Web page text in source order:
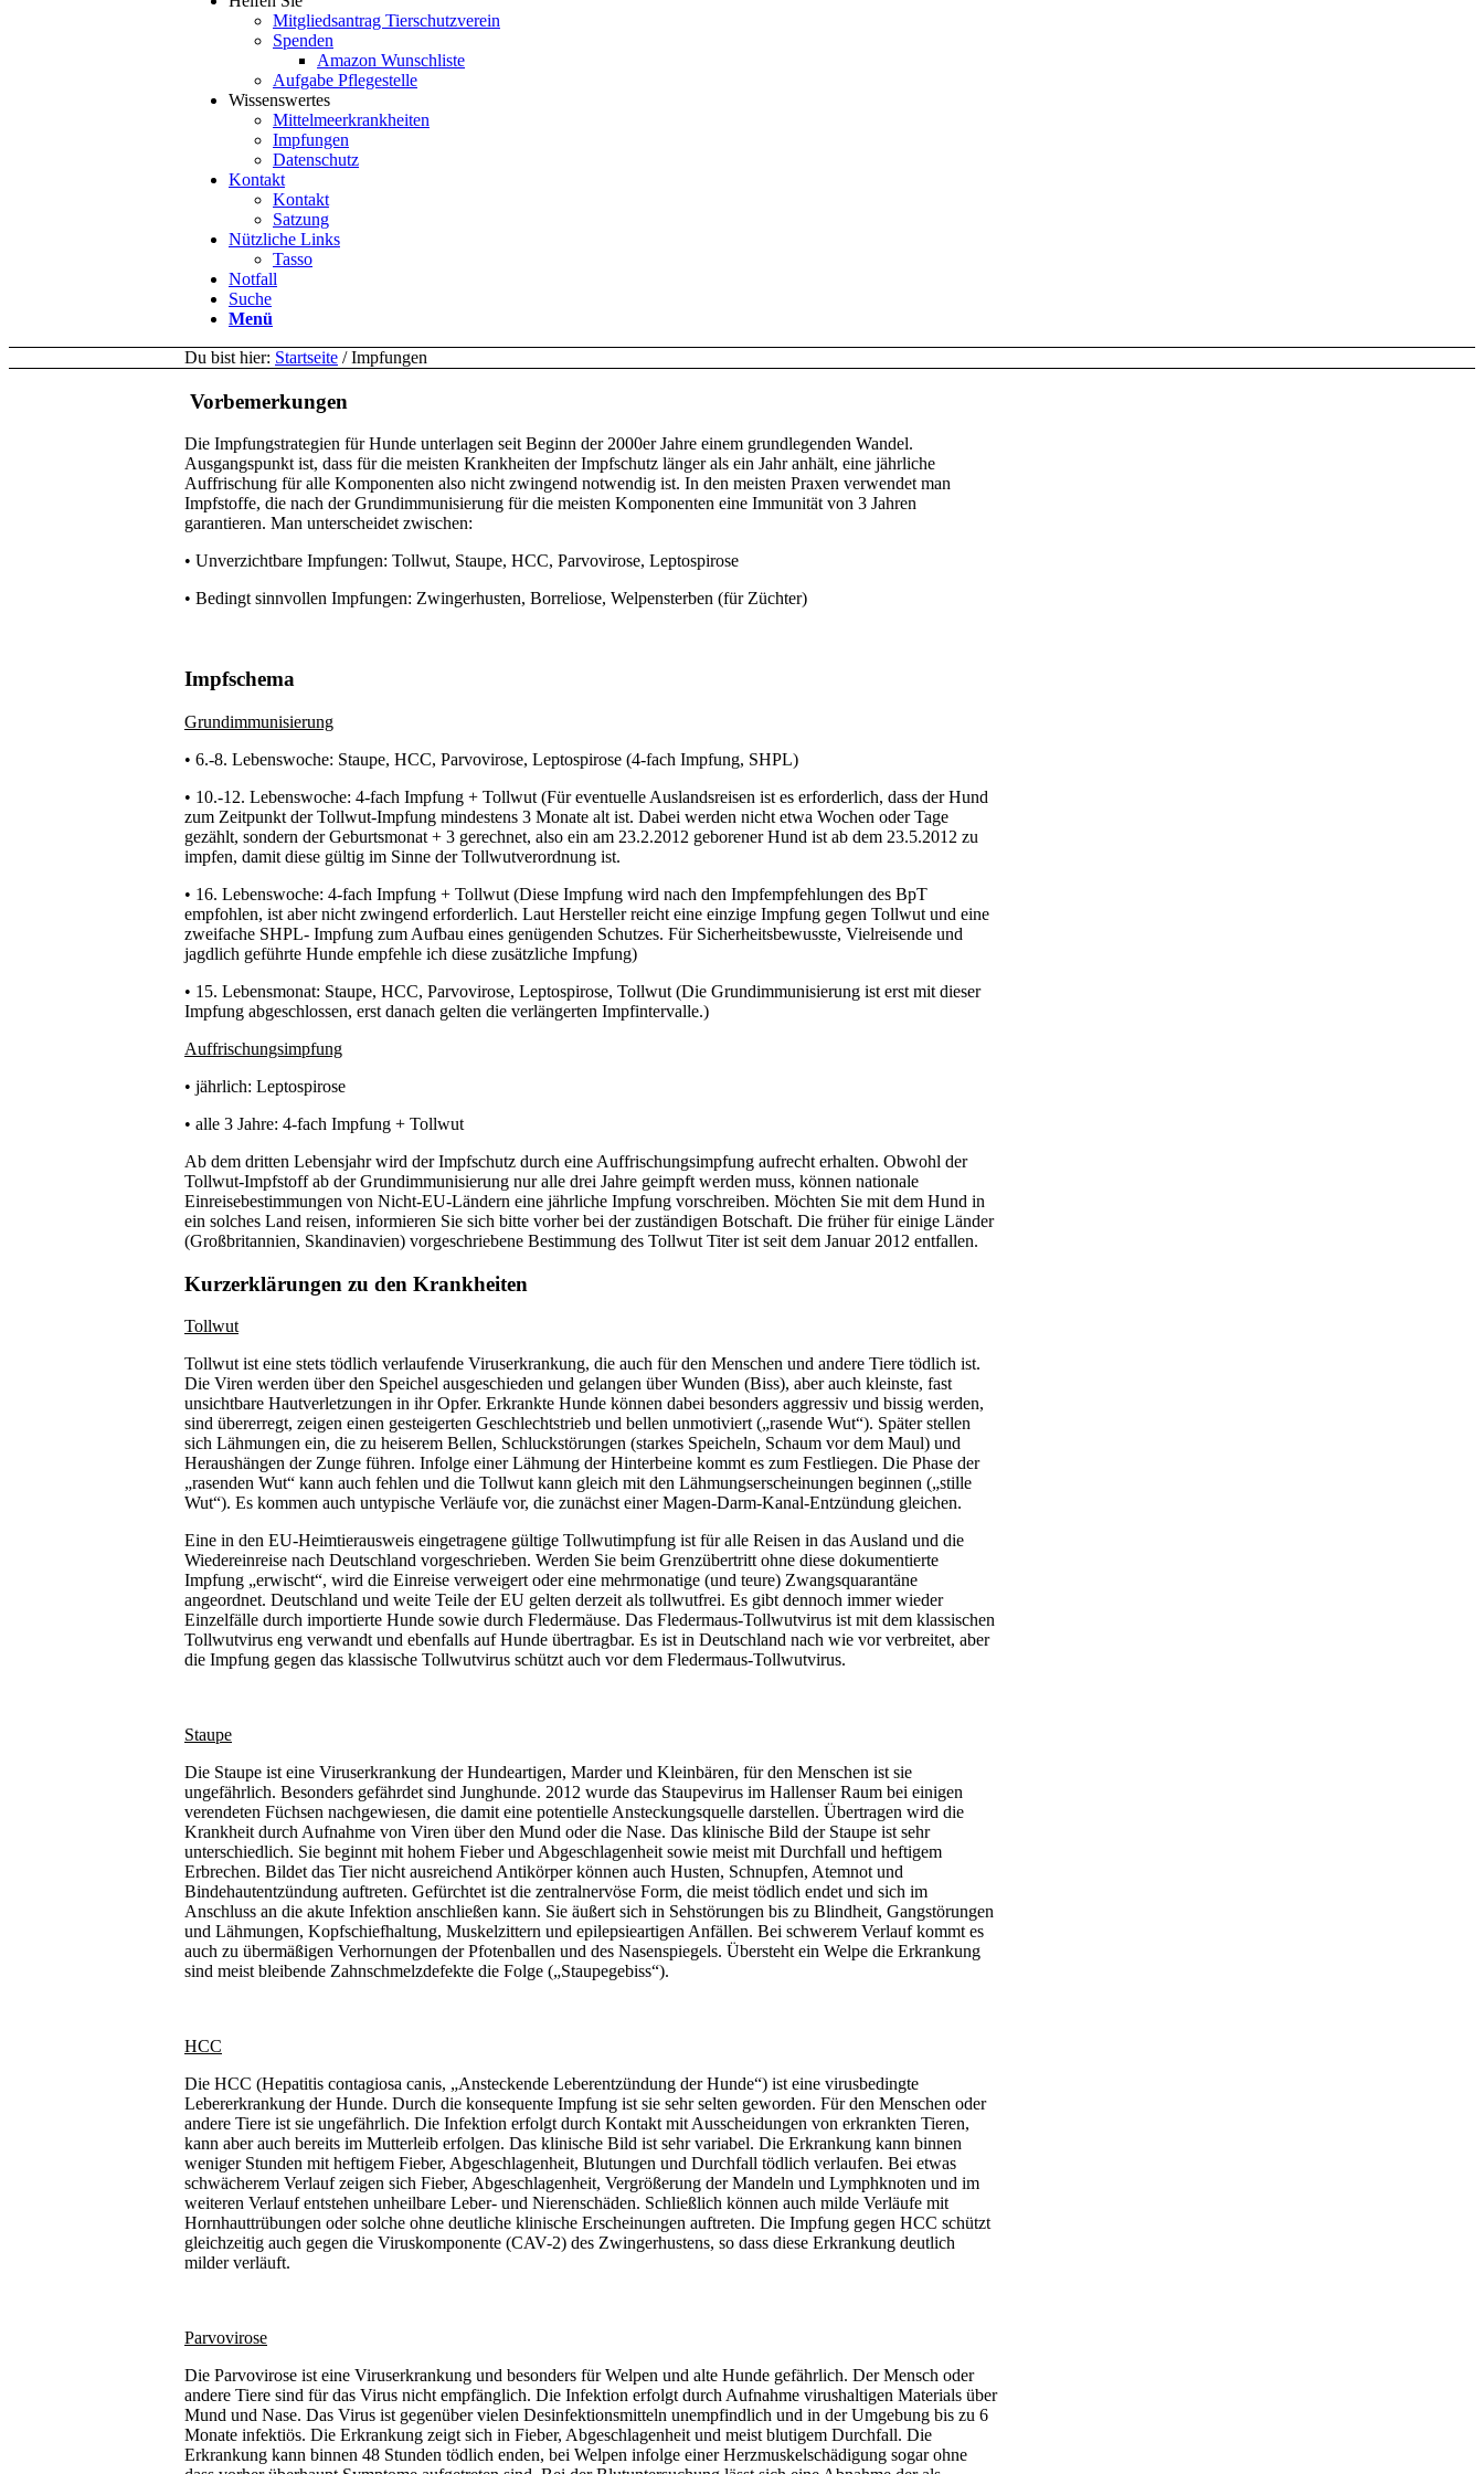
Mitgliedsantrag Tierschutzverein
Spenden
Amazon Wunschliste
Aufgabe Pflegestelle
Wissenswertes
Mittelmeerkrankheiten
Impfungen
Datenschutz
Kontakt
Kontakt
Satzung
Nützliche Links
Tasso
Notfall
Suche
Menü
Du bist hier: Startseite / Impfungen
Vorbemerkungen
Die Impfungstrategien für Hunde unterlagen seit Beginn der 2000er Jahre einem grundlegenden Wandel.
Ausgangspunkt ist, dass für die meisten Krankheiten der Impfschutz länger als ein Jahr anhält, eine jährliche
Auffrischung für alle Komponenten also nicht zwingend notwendig ist. In den meisten Praxen verwendet man
Impfstoffe, die nach der Grundimmunisierung für die meisten Komponenten eine Immunität von 3 Jahren
garantieren. Man unterscheidet zwischen:
• Unverzichtbare Impfungen: Tollwut, Staupe, HCC, Parvovirose, Leptospirose
• Bedingt sinnvollen Impfungen: Zwingerhusten, Borreliose, Welpensterben (für Züchter)
Impfschema
Grundimmunisierung
• 6.-8. Lebenswoche: Staupe, HCC, Parvovirose, Leptospirose (4-fach Impfung, SHPL)
• 10.-12. Lebenswoche: 4-fach Impfung + Tollwut (Für eventuelle Auslandsreisen ist es erforderlich, dass der Hund
zum Zeitpunkt der Tollwut-Impfung mindestens 3 Monate alt ist. Dabei werden nicht etwa Wochen oder Tage
gezählt, sondern der Geburtsmonat + 3 gerechnet, also ein am 23.2.2012 geborener Hund ist ab dem 23.5.2012 zu
impfen, damit diese gültig im Sinne der Tollwutverordnung ist.
• 16. Lebenswoche: 4-fach Impfung + Tollwut (Diese Impfung wird nach den Impfempfehlungen des BpT
empfohlen, ist aber nicht zwingend erforderlich. Laut Hersteller reicht eine einzige Impfung gegen Tollwut und eine
zweifache SHPL- Impfung zum Aufbau eines genügenden Schutzes. Für Sicherheitsbewusste, Vielreisende und
jagdlich geführte Hunde empfehle ich diese zusätzliche Impfung)
• 15. Lebensmonat: Staupe, HCC, Parvovirose, Leptospirose, Tollwut (Die Grundimmunisierung ist erst mit dieser
Impfung abgeschlossen, erst danach gelten die verlängerten Impfintervalle.)
Auffrischungsimpfung
• jährlich: Leptospirose
• alle 3 Jahre: 4-fach Impfung + Tollwut
Ab dem dritten Lebensjahr wird der Impfschutz durch eine Auffrischungsimpfung aufrecht erhalten. Obwohl der
Tollwut-Impfstoff ab der Grundimmunisierung nur alle drei Jahre geimpft werden muss, können nationale
Einreisebestimmungen von Nicht-EU-Ländern eine jährliche Impfung vorschreiben. Möchten Sie mit dem Hund in
ein solches Land reisen, informieren Sie sich bitte vorher bei der zuständigen Botschaft. Die früher für einige Länder
(Großbritannien, Skandinavien) vorgeschriebene Bestimmung des Tollwut Titer ist seit dem Januar 2012 entfallen.
Kurzerklärungen zu den Krankheiten
Tollwut
Tollwut ist eine stets tödlich verlaufende Viruserkrankung, die auch für den Menschen und andere Tiere tödlich ist.
Die Viren werden über den Speichel ausgeschieden und gelangen über Wunden (Biss), aber auch kleinste, fast
unsichtbare Hautverletzungen in ihr Opfer. Erkrankte Hunde können dabei besonders aggressiv und bissig werden,
sind übererregt, zeigen einen gesteigerten Geschlechtstrieb und bellen unmotiviert („rasende Wut“). Später stellen
sich Lähmungen ein, die zu heiserem Bellen, Schluckstörungen (starkes Speicheln, Schaum vor dem Maul) und
Heraushängen der Zunge führen. Infolge einer Lähmung der Hinterbeine kommt es zum Festliegen. Die Phase der
„rasenden Wut“ kann auch fehlen und die Tollwut kann gleich mit den Lähmungserscheinungen beginnen („stille
Wut“). Es kommen auch untypische Verläufe vor, die zunächst einer Magen-Darm-Kanal-Entzündung gleichen.
Eine in den EU-Heimtierausweis eingetragene gültige Tollwutimpfung ist für alle Reisen in das Ausland und die
Wiedereinreise nach Deutschland vorgeschrieben. Werden Sie beim Grenzübertritt ohne diese dokumentierte
Impfung „erwischt“, wird die Einreise verweigert oder eine mehrmonatige (und teure) Zwangsquarantäne
angeordnet. Deutschland und weite Teile der EU gelten derzeit als tollwutfrei. Es gibt dennoch immer wieder
Einzelfälle durch importierte Hunde sowie durch Fledermäuse. Das Fledermaus-Tollwutvirus ist mit dem klassischen
Tollwutvirus eng verwandt und ebenfalls auf Hunde übertragbar. Es ist in Deutschland nach wie vor verbreitet, aber
die Impfung gegen das klassische Tollwutvirus schützt auch vor dem Fledermaus-Tollwutvirus.
Staupe
Die Staupe ist eine Viruserkrankung der Hundeartigen, Marder und Kleinbären, für den Menschen ist sie
ungefährlich. Besonders gefährdet sind Junghunde. 2012 wurde das Staupevirus im Hallenser Raum bei einigen
verendeten Füchsen nachgewiesen, die damit eine potentielle Ansteckungsquelle darstellen. Übertragen wird die
Krankheit durch Aufnahme von Viren über den Mund oder die Nase. Das klinische Bild der Staupe ist sehr
unterschiedlich. Sie beginnt mit hohem Fieber und Abgeschlagenheit sowie meist mit Durchfall und heftigem
Erbrechen. Bildet das Tier nicht ausreichend Antikörper können auch Husten, Schnupfen, Atemnot und
Bindehautentzündung auftreten. Gefürchtet ist die zentralnervöse Form, die meist tödlich endet und sich im
Anschluss an die akute Infektion anschließen kann. Sie äußert sich in Sehstörungen bis zu Blindheit, Gangstörungen
und Lähmungen, Kopfschiefhaltung, Muskelzittern und epilepsieartigen Anfällen. Bei schwerem Verlauf kommt es
auch zu übermäßigen Verhornungen der Pfotenballen und des Nasenspiegels. Übersteht ein Welpe die Erkrankung
sind meist bleibende Zahnschmelzdefekte die Folge („Staupegebiss“).
HCC
Die HCC (Hepatitis contagiosa canis, „Ansteckende Leberentzündung der Hunde“) ist eine virusbedingte
Lebererkrankung der Hunde. Durch die konsequente Impfung ist sie sehr selten geworden. Für den Menschen oder
andere Tiere ist sie ungefährlich. Die Infektion erfolgt durch Kontakt mit Ausscheidungen von erkrankten Tieren,
kann aber auch bereits im Mutterleib erfolgen. Das klinische Bild ist sehr variabel. Die Erkrankung kann binnen
weniger Stunden mit heftigem Fieber, Abgeschlagenheit, Blutungen und Durchfall tödlich verlaufen. Bei etwas
schwächerem Verlauf zeigen sich Fieber, Abgeschlagenheit, Vergrößerung der Mandeln und Lymphknoten und im
weiteren Verlauf entstehen unheilbare Leber- und Nierenschäden. Schließlich können auch milde Verläufe mit
Hornhauttrübungen oder solche ohne deutliche klinische Erscheinungen auftreten. Die Impfung gegen HCC schützt
gleichzeitig auch gegen die Viruskomponente (CAV-2) des Zwingerhustens, so dass diese Erkrankung deutlich
milder verläuft.
Parvovirose
Die Parvovirose ist eine Viruserkrankung und besonders für Welpen und alte Hunde gefährlich. Der Mensch oder
andere Tiere sind für das Virus nicht empfänglich. Die Infektion erfolgt durch Aufnahme virushaltigen Materials über
Mund und Nase. Das Virus ist gegenüber vielen Desinfektionsmitteln unempfindlich und in der Umgebung bis zu 6
Monate infektiös. Die Erkrankung zeigt sich in Fieber, Abgeschlagenheit und meist blutigem Durchfall. Die
Erkrankung kann binnen 48 Stunden tödlich enden, bei Welpen infolge einer Herzmuskelschädigung sogar ohne